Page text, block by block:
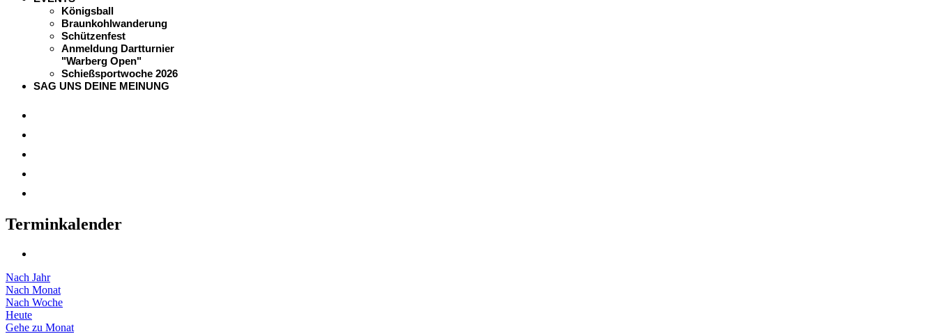
Königsball
Braunkohlwanderung
Schützenfest
Anmeldung Dartturnier
"Warberg Open"
Schießsportwoche 2026
SAG UNS DEINE MEINUNG
Terminkalender
Nach Jahr
Nach Monat
Nach Woche
Heute
Gehe zu Monat